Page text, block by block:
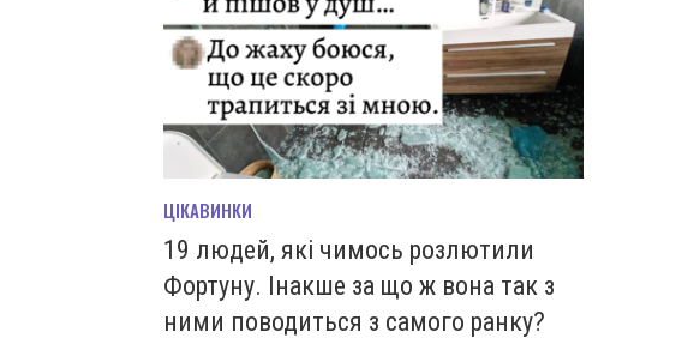
ЦІКАВИНКИ
19 людей, які чимось розлютили
Фортуну. Інакше за що ж вона так з
ними поводиться з самого ранку?